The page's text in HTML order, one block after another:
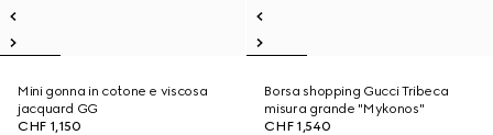
Mini gonna in cotone e viscosa
jacquard GG
CHF 1,150
Borsa shopping Gucci Tribeca
misura grande "Mykonos"
CHF 1,540